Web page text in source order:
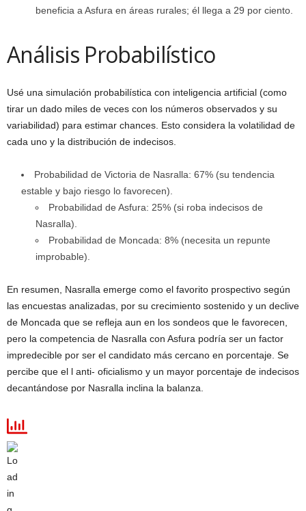
beneficia a Asfura en áreas rurales; él llega a 29 por ciento.
Análisis Probabilístico
Usé una simulación probabilística con inteligencia artificial (como
tirar un dado miles de veces con los números observados y su
variabilidad) para estimar chances. Esto considera la volatilidad de
cada uno y la distribución de indecisos.
Probabilidad de Victoria de Nasralla: 67% (su tendencia
estable y bajo riesgo lo favorecen).
Probabilidad de Asfura: 25% (si roba indecisos de
Nasralla).
Probabilidad de Moncada: 8% (necesita un repunte
improbable).
En resumen, Nasralla emerge como el favorito prospectivo según
las encuestas analizadas, por su crecimiento sostenido y un declive
de Moncada que se refleja aun en los sondeos que le favorecen,
pero la competencia de Nasralla con Asfura podría ser un factor
impredecible por ser el candidato más cercano en porcentaje. Se
percibe que el l anti- oficialismo y un mayor porcentaje de indecisos
decantándose por Nasralla inclina la balanza.